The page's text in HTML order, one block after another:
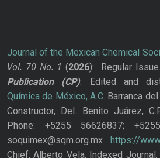
Journal of the Mexican Chemical
Vol. 70 No. 1 (2026): Regular Issue.
Publication
(CP). Edited and
Química de México, A.C. Barranca
Constructor, Del. Benito Juárez,
Phone: +5255 56626837;
soquimex@sqm.org.mx https://
Chief: Alberto Vela. Indexed